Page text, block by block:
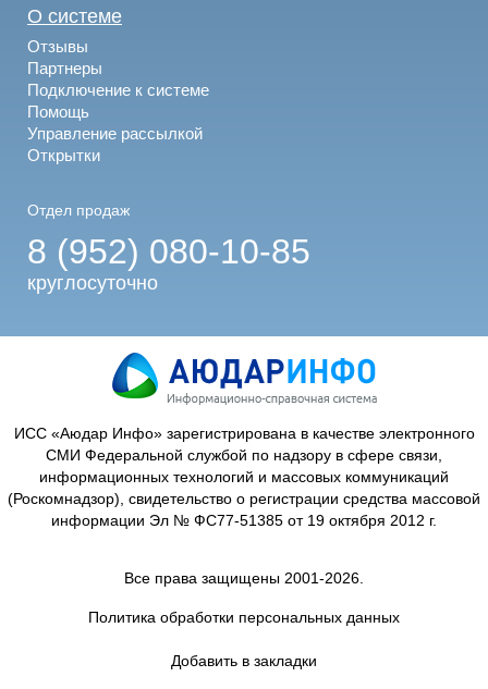
О системе
Отзывы
Партнеры
Подключение к системе
Помощь
Управление рассылкой
Открытки
Отдел продаж
8 (952) 080-10-85
круглосуточно
ИСС «Аюдар Инфо» зарегистрирована в качестве электронного
СМИ Федеральной службой по надзору в сфере связи,
информационных технологий и массовых коммуникаций
(Роскомнадзор), свидетельство о регистрации средства массовой
информации Эл № ФС77-51385 от 19 октября 2012 г.
Все права защищены 2001-2026.
Политика обработки персональных данных
Добавить в закладки